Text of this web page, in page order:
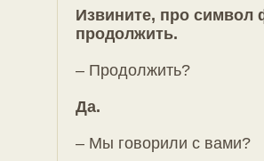
Извините, про символ
продолжить.
– Продолжить?
Да.
– Мы говорили с вами?